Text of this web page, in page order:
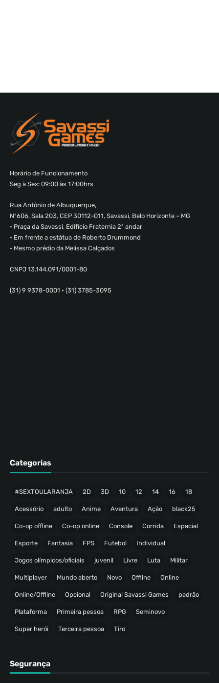
Horário de Funcionamento
Seg à Sex: 09:00 às 17:00hrs
Rua Antônio de Albuquerque,
Nº606, Sala 203, CEP 30112-011, Savassi, Belo Horizonte – MG
• Praça da Savassi, Edifício Fraternia 2º andar
• Em frente a estátua de Roberto Drummond
• Mesmo prédio da Melissa Calçados
CNPJ 13.144.091/0001-80
(31) 9 9378-0001 • (31) 3785-3095
Categorias
#SEXTOULARANJA 2D 3D 10 12 14 16 18
Acessório adulto Anime Aventura Ação black25
Co-op offline Co-op online Console Corrida Espacial
Esporte Fantasia FPS Futebol Individual
Jogos olímpicos/oficiais juvenil Livre Luta Militar
Multiplayer Mundo aberto Novo Offline Online
Online/Offline Opcional Original Savassi Games padrão
Plataforma Primeira pessoa RPG Seminovo
Super herói Terceira pessoa Tiro
Segurança